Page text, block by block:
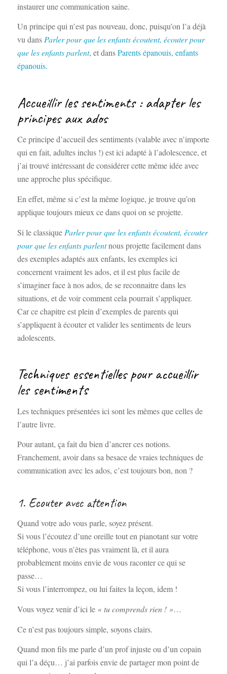
instaurer une communication saine.
Un principe qui n’est pas nouveau, donc, puisqu’on l’a déjà
vu dansParler pour que les enfants écoutent, écouter pour
que les enfants parlent, et dansParents épanouis, enfants
épanouis.
Accueillir les sentiments : adapter les
principes aux ados
Ce principe d’accueil des sentiments (valable avec n’importe
qui en fait, adultes inclus !) est ici adapté à l’adolescence, et
j’ai trouvé intéressant de considérer cette même idée avec
une approche plus spécifique.
En effet, même si c’est la même logique, je trouve qu’on
applique toujours mieux ce dans quoi on se projette.
Si le classique Parler pour que les enfants écoutent, écouter
pour que les enfants parlentnous projette facilement dans
des exemples adaptés aux enfants, les exemples ici
concernent vraiment les ados, et il est plus facile de
s’imaginer face à nos ados, de se reconnaitre dans les
situations, et de voir comment cela pourrait s’appliquer.
Car ce chapitre est plein d’exemples de parents qui
s’appliquent à écouter et valider les sentiments de leurs
adolescents.
Techniques essentielles pour accueillir
les sentiments
Les techniques présentées ici sont les mêmes que celles de
l’autre livre.
Pour autant, ça fait du bien d’ancrer ces notions.
Franchement, avoir dans sa besace de vraies techniques de
communication avec les ados, c’est toujours bon, non ?
1. Ecouter avec attention
Quand votre ado vous parle, soyez présent.
Si vous l’écoutez d’une oreille tout en pianotant sur votre
téléphone, vous n’êtes pas vraiment là, et il aura
probablement moins envie de vous raconter ce qui se
passe…
Si vous l’interrompez, ou lui faites la leçon, idem !
Vous voyez venir d’ici le « tu comprends rien ! »…
Ce n’est pas toujours simple, soyons clairs.
Quand mon fils me parle d’un prof injuste ou d’un copain
qui l’a déçu… j’ai parfois envie de partager mon point de